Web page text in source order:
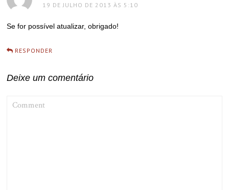
19 DE JULHO DE 2013 ÀS 5:10
Se for possível atualizar, obrigado!
RESPONDER
Deixe um comentário